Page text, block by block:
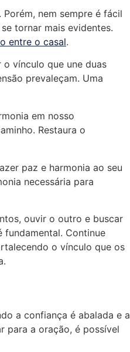
nem sempre é fácil
tornar mais evidentes.
entre o casal.
vínculo que une duas
prevaleçam. Uma
em nosso
Restaura o
paz e harmonia ao seu
necessária para
ouvir o outro e buscar
Continue
o vínculo que os
a confiança é abalada e a
para a oração, é possível